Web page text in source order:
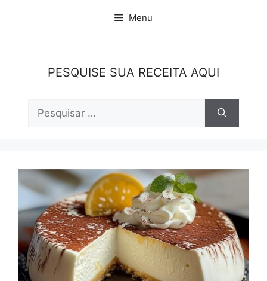
Menu
PESQUISE SUA RECEITA AQUI
por: